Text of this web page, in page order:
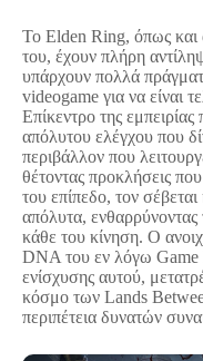
Το Elden Ring, όπως και
του, έχουν πλήρη
υπάρχουν πολλά
videogame για να είναι
Επίκεντρο της
απόλυτου ελέγχου που
περιβάλλον που
θέτοντας προκλήσεις
του επίπεδο, τον σέβεται
απόλυτα,
κάθε του κίνηση. Ο
DNA του εν λόγω Game
ενίσχυσης αυτού,
κόσμο των Lands
περιπέτεια δυνατών